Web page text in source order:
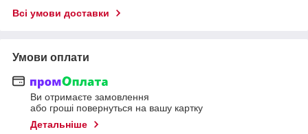
Всі умови доставки
Умови оплати
Ви отримаєте замовлення
або гроші повернуться на вашу картку
Детальніше